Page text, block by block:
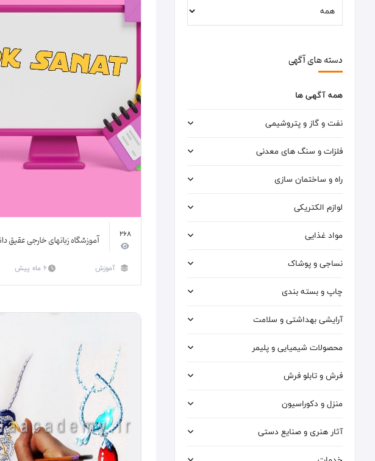
دسته های آگهی
همه آگهی ها
نفت و گاز و پتروشیمی
فلزات و سنگ های معدنی
راه و ساختمان سازی
لوازم الکتریکی
مواد غذایی
نساجی و پوشاک
چاپ و بسته بندی
آرایشی بهداشتی و سلامت
محصولات شیمیایی و پلیمر
فرش و تابلو فرش
منزل و دکوراسیون
آثار هنری و صنایع دستی
268 آموزشگاه زبانهای خارجی عقیق
آموزش 6 ماه پیش